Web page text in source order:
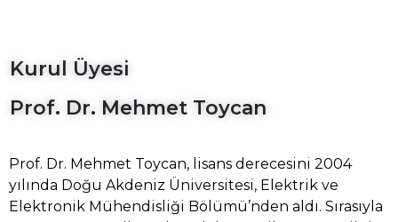
Kurul Üyesi
Prof. Dr. Mehmet Toycan
Prof. Dr. Mehmet Toycan, lisans derecesini 2004
yılında Doğu Akdeniz Üniversitesi, Elektrik ve
Elektronik Mühendisliği Bölümü’nden aldı. Sırasıyla